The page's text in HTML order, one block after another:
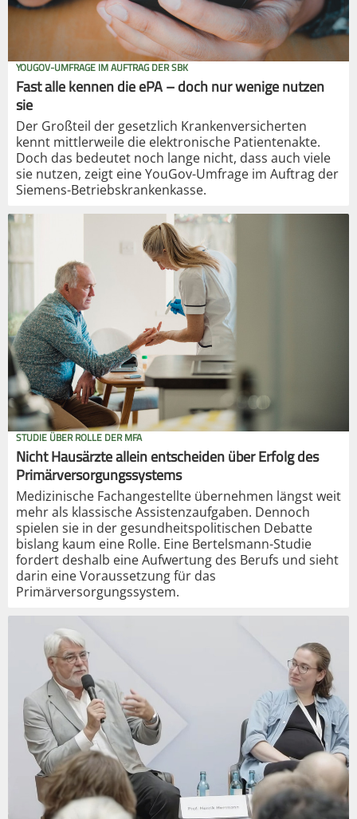
YOUGOV-UMFRAGE IM AUFTRAG DER SBK
Fast alle kennen die ePA – doch nur wenige nutzen
sie
Der Großteil der gesetzlich Krankenversicherten
kennt mittlerweile die elektronische Patientenakte.
Doch das bedeutet noch lange nicht, dass auch viele
sie nutzen, zeigt eine YouGov-Umfrage im Auftrag der
Siemens-Betriebskrankenkasse.
STUDIE ÜBER ROLLE DER MFA
Nicht Hausärzte allein entscheiden über Erfolg des
Primärversorgungssystems
Medizinische Fachangestellte übernehmen längst weit
mehr als klassische Assistenzaufgaben. Dennoch
spielen sie in der gesundheitspolitischen Debatte
bislang kaum eine Rolle. Eine Bertelsmann-Studie
fordert deshalb eine Aufwertung des Berufs und sieht
darin eine Voraussetzung für das
Primärversorgungssystem.